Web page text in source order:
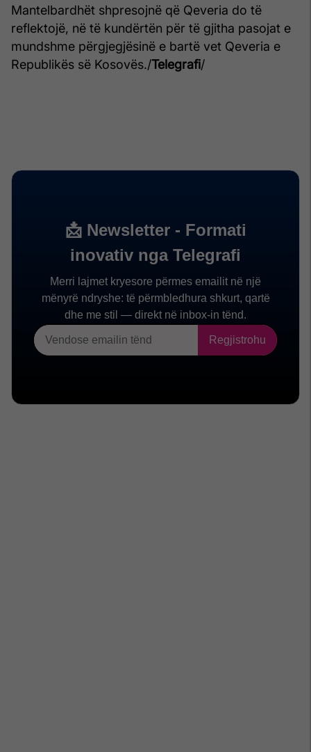
Mantelbardhët shpresojnë që Qeveria do të
reflektojë, në të kundërtën për të gjitha pasojat e
mundshme përgjegjësinë e bartë vet Qeveria e
Republikës së Kosovës./Telegrafi/